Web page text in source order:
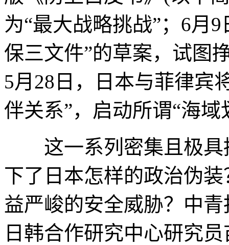
为“最大战略挑战”；6月
保三文件”的草案，试图
5月28日，日本与菲律宾
伴关系”，启动所谓“海
这一系列密集且极具
下了日本怎样的政治伪
益严峻的安全威胁？中
日韩合作研究中心研究